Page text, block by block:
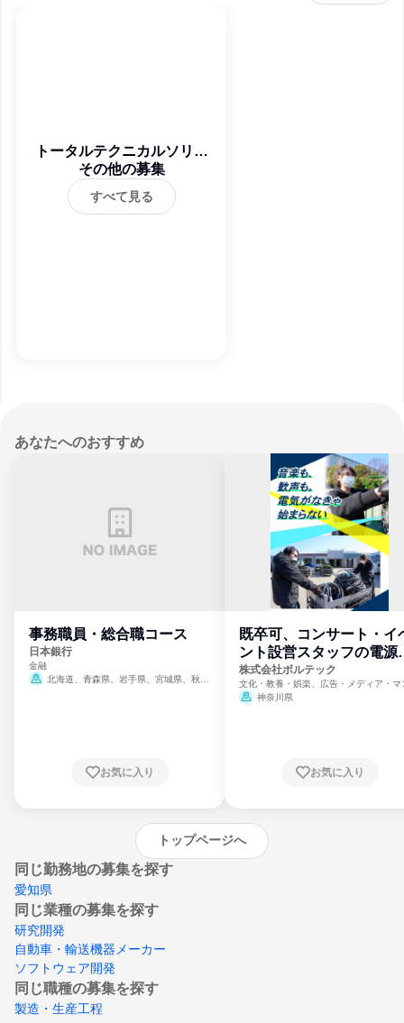
トータルテクニカルソリュ
ーションズ株式会社
その他の募集
すべて見る
あなたへのおすすめ
事務職員・総合職コース
日本銀行
金融
北海道、青森県、岩手県、宮城県、秋田
崎県、熊本県、大分県、宮崎県、鹿児島県、
お気に入り
既卒可、コンサート・イ
ント設営スタッフの電源
門
株式会社ボルテック
文化・教養・娯楽、広告・メディア・マ
ミ、電力・ガス・水道・エネルギー
神奈川県
お気に入り
トップページへ
同じ勤務地の募集を探す
愛知県
同じ業種の募集を探す
研究開発
自動車・輸送機器メーカー
ソフトウェア開発
同じ職種の募集を探す
製造・生産工程